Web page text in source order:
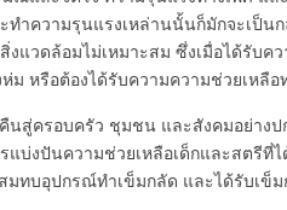
ทำความรุนแรงเหล่านนั้นก็มักจะเป็น
แวดล้อมไม่เหมาะสม ซึ่งเมื่อได้รับค
ม หรือต้องได้รับความความช่วยเหลื
สู่ครอบครัว ชุมชน และสังคมอย่างป
แบ่งปันความช่วยเหลือเด็กและสตรีที่
ทบอุปกรณ์ทำเข็มกลัด และได้รับเข็